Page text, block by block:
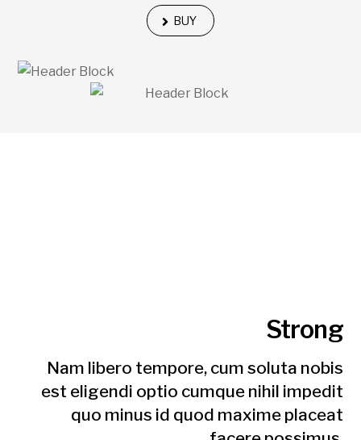
BUY
Strong
Nam libero tempore, cum soluta nobis
est eligendi optio cumque nihil impedit
quo minus id quod maxime placeat